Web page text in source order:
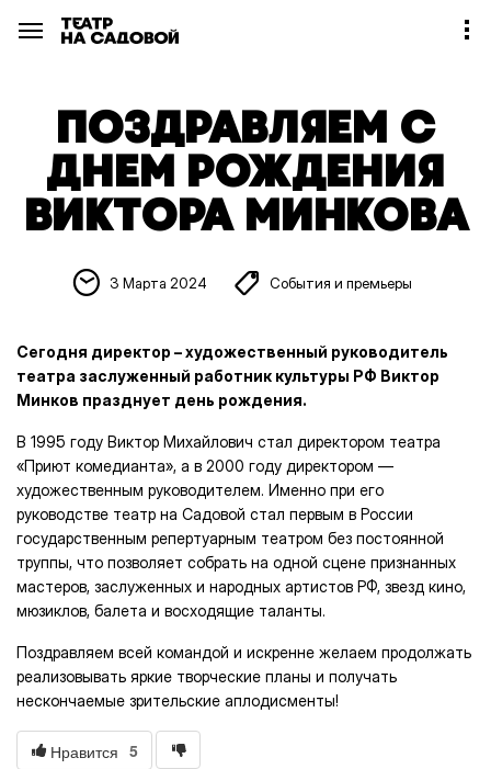
ПОЗДРАВЛЯЕМ С
ДНЕМ РОЖДЕНИЯ
ВИКТОРА МИНКОВА
3 Марта 2024 События и премьеры
Сегодня директор – художественный руководитель
театра заслуженный работник культуры РФ Виктор
Минков празднует день рождения.
В 1995 году Виктор Михайлович стал директором театра
«Приют комедианта», а в 2000 году директором —
художественным руководителем. Именно при его
руководстве театр на Садовой стал первым в России
государственным репертуарным театром без постоянной
труппы, что позволяет собрать на одной сцене признанных
мастеров, заслуженных и народных артистов РФ, звезд кино,
мюзиклов, балета и восходящие таланты.
Поздравляем всей командой и искренне желаем продолжать
реализовывать яркие творческие планы и получать
нескончаемые зрительские аплодисменты!
Нравится 5